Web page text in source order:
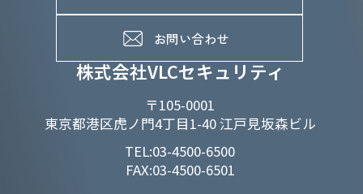
株式会社VLCセキュリティ
〒105-0001
東京都港区虎ノ門4丁目1-40 江戸見坂森ビル
TEL:03-4500-6500
FAX:03-4500-6501
メンバーインタビュー
お問い合わせ